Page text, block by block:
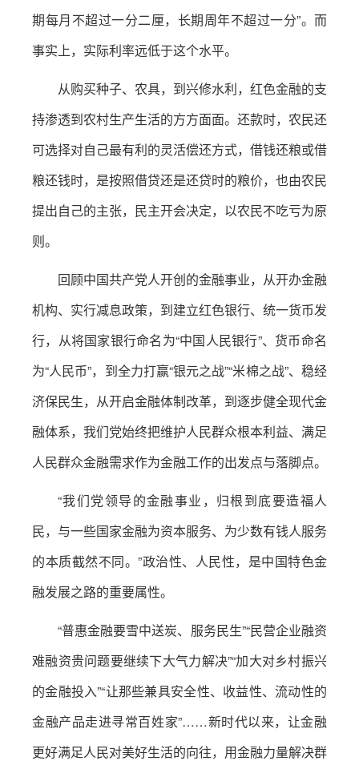
期每月不超过一分二厘，长期周年不超过一分”。而
事实上，实际利率远低于这个水平。
从购买种子、农具，到兴修水利，红色金融的支
持渗透到农村生产生活的方方面面。还款时，农民还
可选择对自己最有利的灵活偿还方式，借钱还粮或借
粮还钱时，是按照借贷还是还贷时的粮价，也由农民
提出自己的主张，民主开会决定，以农民不吃亏为原
则。
回顾中国共产党人开创的金融事业，从开办金融
机构、实行减息政策，到建立红色银行、统一货币发
行，从将国家银行命名为“中国人民银行”、货币命名
为“人民币”，到全力打赢“银元之战”“米棉之战”、稳经
济保民生，从开启金融体制改革，到逐步健全现代金
融体系，我们党始终把维护人民群众根本利益、满足
人民群众金融需求作为金融工作的出发点与落脚点。
“我们党领导的金融事业，归根到底要造福人
民，与一些国家金融为资本服务、为少数有钱人服务
的本质截然不同。”政治性、人民性，是中国特色金
融发展之路的重要属性。
“普惠金融要雪中送炭、服务民生”“民营企业融资
难融资贵问题要继续下大气力解决”“加大对乡村振兴
的金融投入”“让那些兼具安全性、收益性、流动性的
金融产品走进寻常百姓家”……新时代以来，让金融
更好满足人民对美好生活的向往，用金融力量解决群